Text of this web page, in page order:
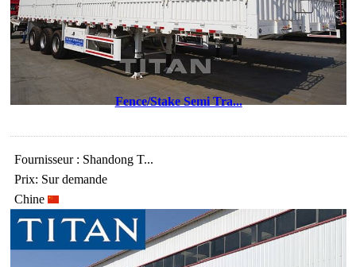
Fence/Stake Semi Tra...
Fournisseur : Shandong T...
Prix: Sur demande
Chine